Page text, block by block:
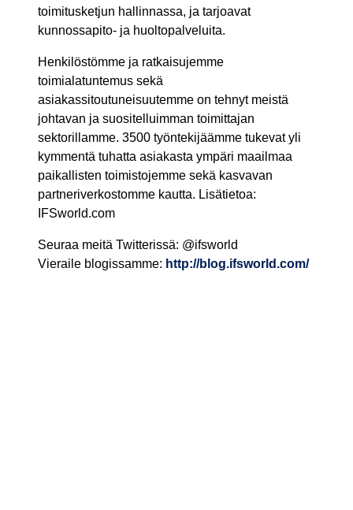
toimitusketjun hallinnassa, ja tarjoavat
kunnossapito- ja huoltopalveluita.
Henkilöstömme ja ratkaisujemme
toimialatuntemus sekä
asiakassitoutuneisuutemme on tehnyt meistä
johtavan ja suositelluimman toimittajan
sektorillamme. 3500 työntekijäämme tukevat yli
kymmentä tuhatta asiakasta ympäri maailmaa
paikallisten toimistojemme sekä kasvavan
partneriverkostomme kautta. Lisätietoa:
IFSworld.com
Seuraa meitä Twitterissä: @ifsworld
Vieraile blogissamme: http://blog.ifsworld.com/